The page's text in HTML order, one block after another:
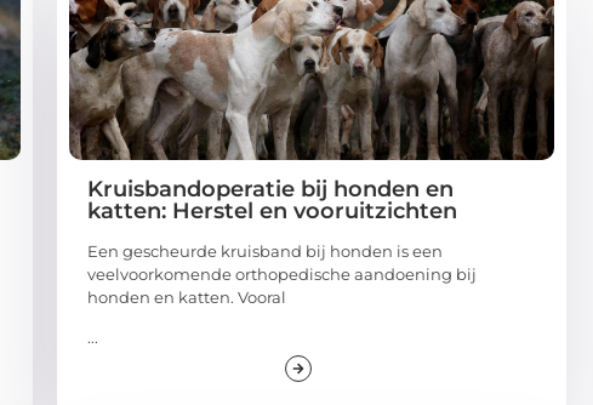
Kruisbandoperatie bij honden en
katten: Herstel en vooruitzichten
Een gescheurde kruisband bij honden is een
veelvoorkomende orthopedische aandoening bij
honden en katten. Vooral
...